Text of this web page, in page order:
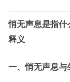
悄无声息是指什
释义
一、悄无声息与